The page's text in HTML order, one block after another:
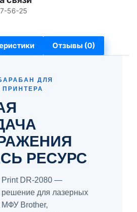
56-25
Отзывы (0)
БАРАБАН ДЛЯ
РЕСУРС
Print DR-2080 —
для лазерных
МФУ Brother,